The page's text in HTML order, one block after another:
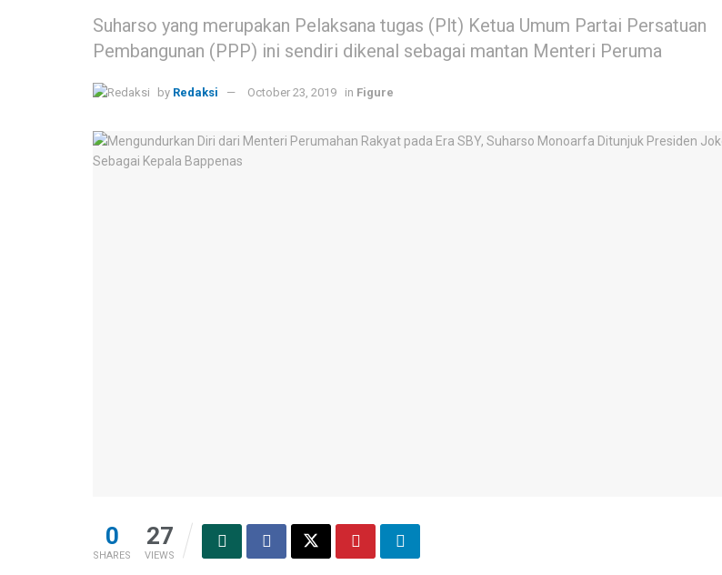
Suharso yang merupakan Pelaksana tugas (Plt) Ketua Umum Partai Persatuan
Pembangunan (PPP) ini sendiri dikenal sebagai mantan Menteri Peruma
by Redaksi October 23, 2019 in Figure
0
SHARES
27
VIEWS